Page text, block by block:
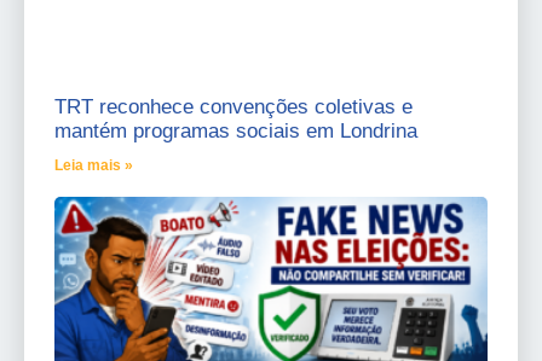
TRT reconhece convenções coletivas e
mantém programas sociais em Londrina
Leia mais »